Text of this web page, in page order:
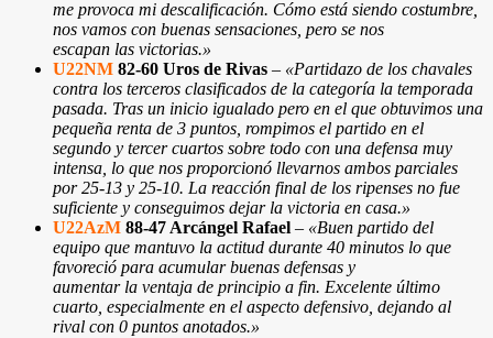
me provoca mi descalificación. Cómo está siendo costumbre,
nos vamos con buenas sensaciones, pero se nos
escapan las victorias.»
U22NM 82-60 Uros de Rivas – «Partidazo de los chavales
contra los terceros clasificados de la categoría la temporada
pasada. Tras un inicio igualado pero en el que obtuvimos una
pequeña renta de 3 puntos, rompimos el partido en el
segundo y tercer cuartos sobre todo con una defensa muy
intensa, lo que nos proporcionó llevarnos ambos parciales
por 25-13 y 25-10. La reacción final de los ripenses no fue
suficiente y conseguimos dejar la victoria en casa.»
U22AzM 88-47 Arcángel Rafael – «Buen partido del
equipo que mantuvo la actitud durante 40 minutos lo que
favoreció para acumular buenas defensas y
aumentar la ventaja de principio a fin. Excelente último
cuarto, especialmente en el aspecto defensivo, dejando al
rival con 0 puntos anotados.»